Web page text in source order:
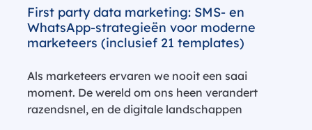
First party data marketing: SMS- en
WhatsApp-strategieën voor moderne
marketeers (inclusief 21 templates)
Als marketeers ervaren we nooit een saai
moment. De wereld om ons heen verandert
razendsnel, en de digitale landschappen